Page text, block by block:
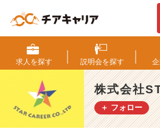
の
風
物
詩！
満
喫
求人を探す 説明会を探す
株式会社
＋ フォロー